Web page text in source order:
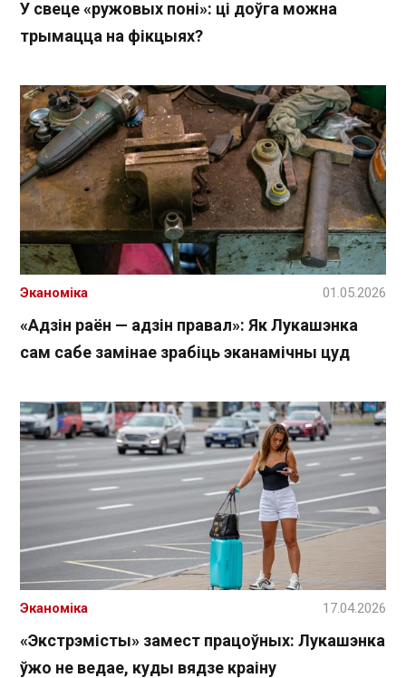
У свеце «ружовых поні»: ці доўга можна
трымацца на фікцыях?
«Адзін раён — адзін правал»: Як Лукашэнка
сам сабе замінае зрабіць эканамічны цуд
Эканоміка 01.05.2026
«Экстрэмісты» замест працоўных: Лукашэнка
ўжо не ведае, куды вядзе краіну
Эканоміка 17.04.2026